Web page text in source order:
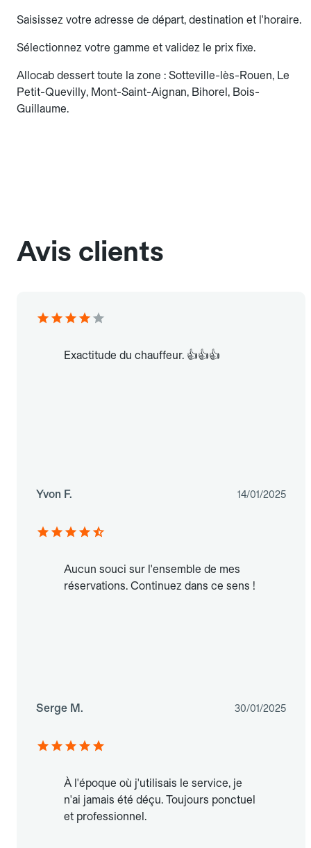
Saisissez votre adresse de départ, destination et l'horaire.
Sélectionnez votre gamme et validez le prix fixe.
Allocab dessert toute la zone : Sotteville-lès-Rouen, Le
Petit-Quevilly, Mont-Saint-Aignan, Bihorel, Bois-
Guillaume.
Avis clients
Exactitude du chauffeur. 👍👍👍
Yvon F. 14/01/2025
Aucun souci sur l'ensemble de mes
réservations. Continuez dans ce sens !
Serge M. 30/01/2025
À l'époque où j'utilisais le service, je
n'ai jamais été déçu. Toujours ponctuel
et professionnel.